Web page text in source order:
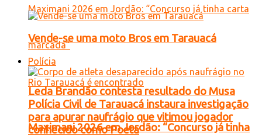
Leda Brandão contesta resultado do Musa
Maximani 2026 em Jordão: “Concurso já tinha
Vende-se uma moto Bros em Tarauacá
Polícia
Polícia Civil de Tarauacá instaura investigação
para apurar naufrágio que vitimou jogador
conhecido como Poeta